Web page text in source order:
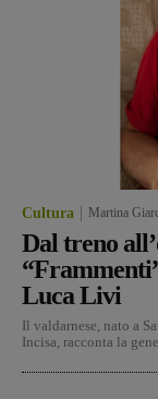
Cultura Martina
Dal treno
Luca Livi
Il valdarnese, nato a
Incisa, racconta la